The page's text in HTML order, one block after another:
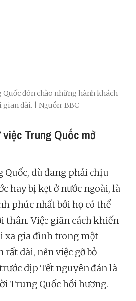
Quốc đón chào những hành khách
dài. | Nguồn: BBC
Trung Quốc mở
Quốc, dù đang phải chịu
hay bị kẹt ở nước ngoài, là
phúc nhất bởi họ có thể
thân. Việc giãn cách khiến
xa gia đình trong một
dài, nên việc gỡ bỏ
dịp Tết nguyên đán là
Trung Quốc hồi hương.